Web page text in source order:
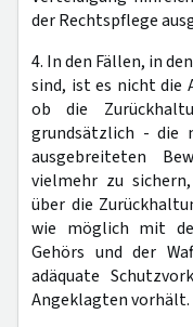
der Rechtspflege
4. In den Fällen, in
sind, ist es nicht die
ob die
grundsätzlich - die
ausgebreiteten
vielmehr zu
über die
wie möglich mit
Gehörs und der
adäquate
Angeklagten vorhält.